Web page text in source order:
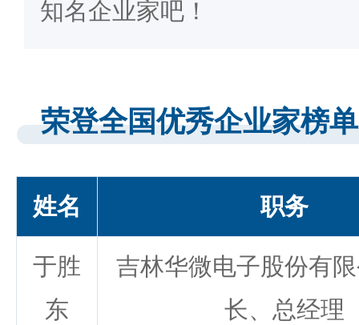
知名企业家吧！
荣登全国优秀企业家榜
姓名 职务
于胜
东
吉林华微电子股份有
长、总经理